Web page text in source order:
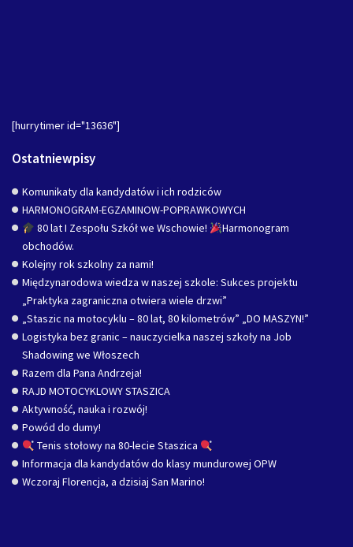
[hurrytimer id="13636"]
Ostatniewpisy
Komunikaty dla kandydatów i ich rodziców
HARMONOGRAM-EGZAMINOW-POPRAWKOWYCH
80 lat I Zespołu Szkół we Wschowie!
Harmonogram
obchodów.
Kolejny rok szkolny za nami!
Międzynarodowa wiedza w naszej szkole: Sukces projektu
„Praktyka zagraniczna otwiera wiele drzwi”
„Staszic na motocyklu – 80 lat, 80 kilometrów” „DO MASZYN!”
Logistyka bez granic – nauczycielka naszej szkoły na Job
Shadowing we Włoszech
Razem dla Pana Andrzeja!
RAJD MOTOCYKLOWY STASZICA
Aktywność, nauka i rozwój!
Powód do dumy!
Tenis stołowy na 80-lecie Staszica
Informacja dla kandydatów do klasy mundurowej OPW
Wczoraj Florencja, a dzisiaj San Marino!